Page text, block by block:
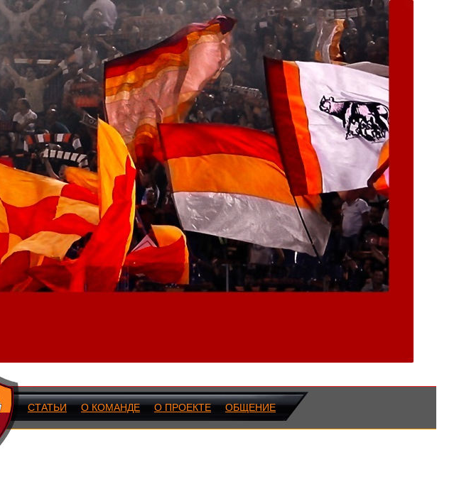
СТАТЬИ О КОМАНДЕ О ПРОЕКТЕ ОБЩЕНИЕ